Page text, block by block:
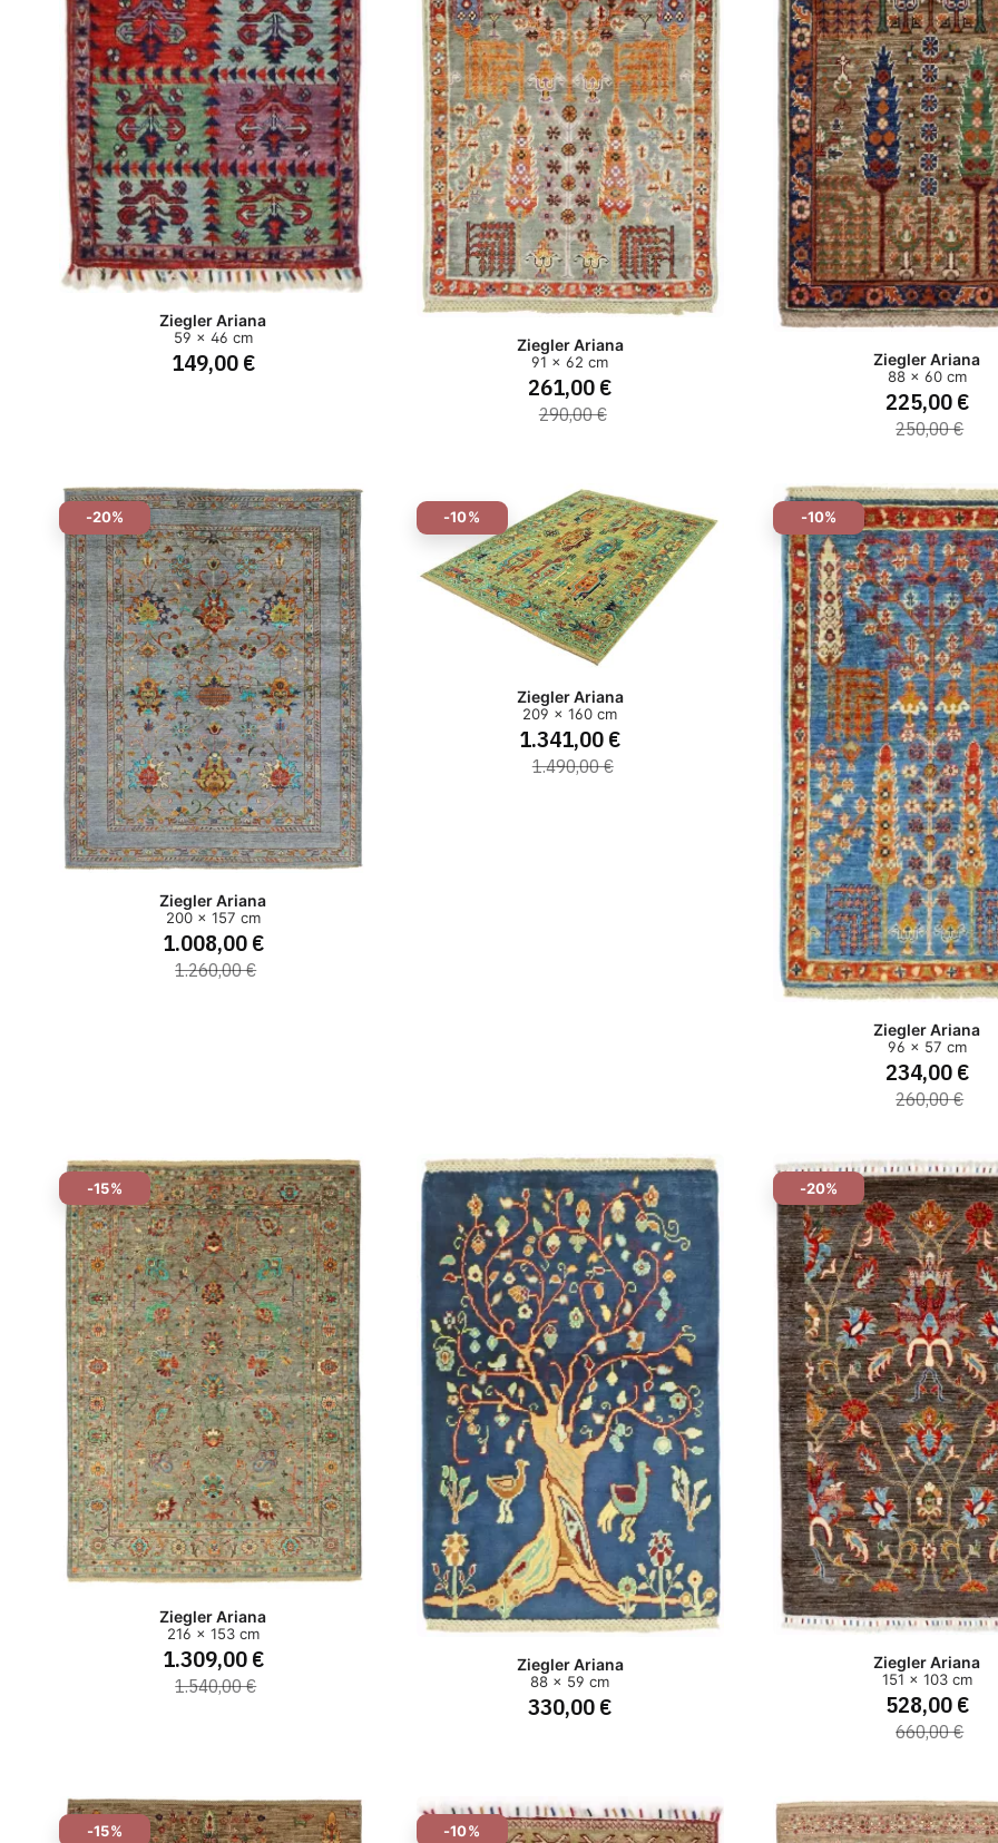
Ziegler Ariana
59 x 46 cm
149,00 €
Ziegler Ariana
91 x 62 cm
261,00 €
290,00 €
Ziegler Ariana
88 x 60 cm
225,00 €
250,00 €
-20%
Ziegler Ariana
200 x 157 cm
1.008,00 €
1.260,00 €
-10%
Ziegler Ariana
209 x 160 cm
1.341,00 €
1.490,00 €
-10%
Ziegler Ariana
96 x 57 cm
234,00 €
260,00 €
-15%
Ziegler Ariana
216 x 153 cm
1.309,00 €
1.540,00 €
Ziegler Ariana
88 x 59 cm
330,00 €
-20%
Ziegler Ariana
151 x 103 cm
528,00 €
660,00 €
-15% -10%